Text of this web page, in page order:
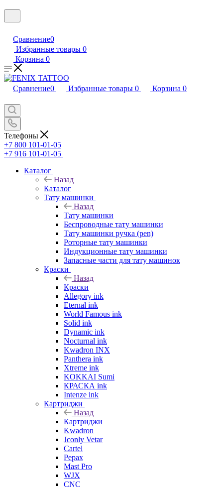
Сравнение0
Избранные товары 0
Корзина 0
Сравнение0 Избранные товары 0 Корзина 0
Телефоны
+7 800 101-01-05
+7 916 101-01-05
Каталог
Назад
Каталог
Тату машинки
Назад
Тату машинки
Беспроводные тату машинки
Тату машинки ручка (pen)
Роторные тату машинки
Индукционные тату машинки
Запасные части для тату машинок
Краски
Назад
Краски
Allegory ink
Eternal ink
World Famous ink
Solid ink
Dynamic ink
Nocturnal ink
Kwadron INX
Panthera ink
Xtreme ink
KOKKAI Sumi
КРАСКА ink
Intenze ink
Картриджи
Назад
Картриджи
Kwadron
Jconly Vetar
Cartel
Pepax
Mast Pro
WJX
CNC